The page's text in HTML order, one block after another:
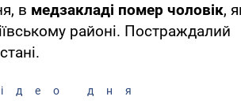
в медзакладі помер чоловік,
районі. Постраждалий
дня